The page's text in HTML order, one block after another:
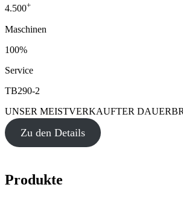
4.500+
Maschinen
100%
Service
TB290-2
UNSER MEISTVERKAUFTER
Zu den Details
Produkte